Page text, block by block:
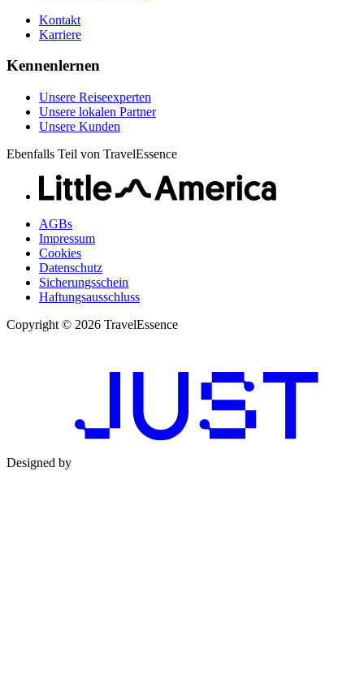
Kontakt
Karriere
Kennenlernen
Unsere Reiseexperten
Unsere lokalen Partner
Unsere Kunden
Ebenfalls Teil von TravelEssence
AGBs
Impressum
Cookies
Datenschutz
Sicherungsschein
Haftungsausschluss
Copyright © 2026 TravelEssence
Designed by